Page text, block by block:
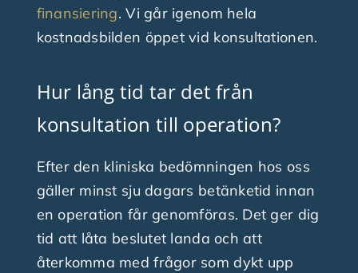
finansiering. Vi går igenom hela
kostnadsbilden öppet vid konsultationen.
Hur lång tid tar det från
konsultation till operation?
Efter den kliniska bedömningen hos oss
gäller minst sju dagars betänketid innan
en operation får genomföras. Det ger dig
tid att låta beslutet landa och att
återkomma med frågor som dykt upp